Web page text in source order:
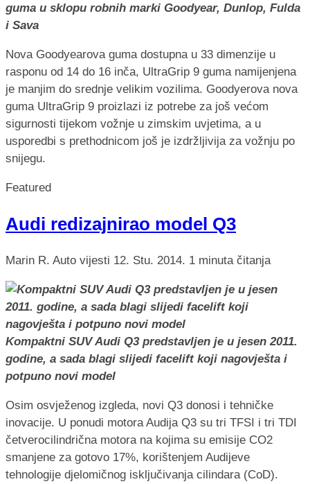
guma u sklopu robnih marki Goodyear, Dunlop, Fulda
i Sava
Nova Goodyearova guma dostupna u 33 dimenzije u
rasponu od 14 do 16 inča, UltraGrip 9 guma namijenjena
je manjim do srednje velikim vozilima. Goodyerova nova
guma UltraGrip 9 proizlazi iz potrebe za još većom
sigurnosti tijekom vožnje u zimskim uvjetima, a u
usporedbi s prethodnicom još je izdržljivija za vožnju po
snijegu.
Featured
Audi redizajnirao model Q3
Marin R. Auto vijesti 12. Stu. 2014. 1 minuta čitanja
Kompaktni SUV Audi Q3 predstavljen je u jesen 2011.
godine, a sada blagi slijedi facelift koji nagovješta i
potpuno novi model
Osim osvježenog izgleda, novi Q3 donosi i tehničke
inovacije. U ponudi motora Audija Q3 su tri TFSI i tri TDI
četverocilindrična motora na kojima su emisije CO2
smanjene za gotovo 17%, korištenjem Audijeve
tehnologije djelomičnog isključivanja cilindara (CoD).